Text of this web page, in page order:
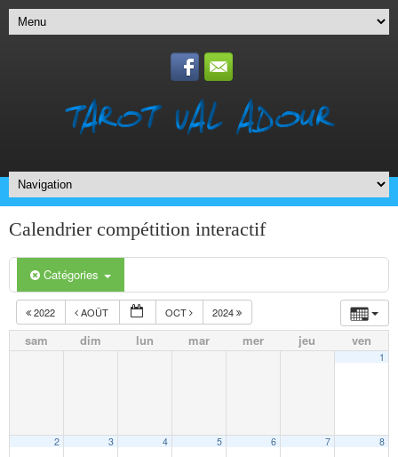
Calendrier compétition interactif
Catégories
2022 AOÛT OCT 2024
sam dim lun mar mer jeu ven
1
2 3 4 5 6 7 8